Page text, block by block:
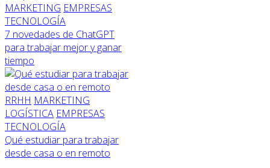
MARKETING EMPRESAS
TECNOLOGÍA
7 novedades de ChatGPT
para trabajar mejor y ganar
tiempo
RRHH MARKETING
LOGÍSTICA EMPRESAS
TECNOLOGÍA
Qué estudiar para trabajar
desde casa o en remoto